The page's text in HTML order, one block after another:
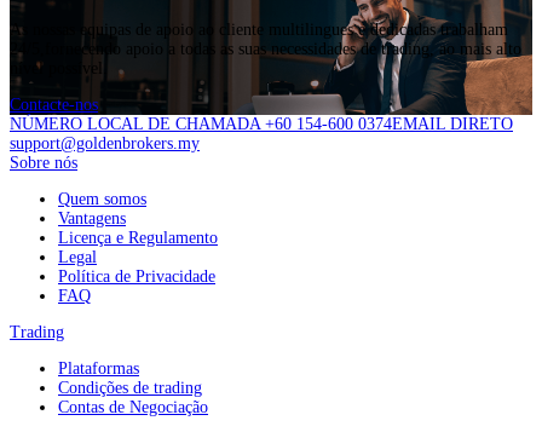
As nossas equipas de apoio ao cliente multilingues e dedicadas trabalham
24/5,fornecendo apoio a todas as suas necessidades de trading, ao mais alto
nível possível.
Contacte-nos
NÚMERO LOCAL DE CHAMADA +60 154-600 0374EMAIL DIRETO
support@goldenbrokers.my
Sobre nós
Quem somos
Vantagens
Licença e Regulamento
Legal
Política de Privacidade
FAQ
Trading
Plataformas
Condições de trading
Contas de Negociação